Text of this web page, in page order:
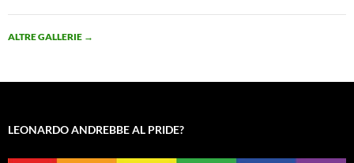
ALTRE GALLERIE →
LEONARDO ANDREBBE AL PRIDE?